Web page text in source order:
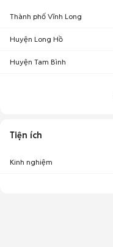
Thành phố Vĩnh Long
Huyện Long Hồ
Huyện Tam Bình
Tiện ích
Kinh nghiệm